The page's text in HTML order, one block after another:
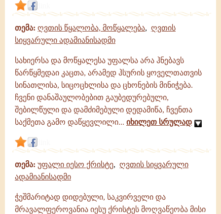
თემა: ღვთის წყალობა, მოწყალება, ღვთის
სიყვარული ადამიანისადმი
სახიერსა და მოწყალესა უფალსა არა ჰნებავს
წარწყმედაი კაცთა, არამედ ჰსურის ყოველთათვის
სინათლისა, სიცოცხლისა და ცხონების მინიჭება.
ჩვენი დანაშაულობებით გაუბედურებული,
შებილწული და დამძიმებული დედამიწა, ჩვენთა
საქმეთა გამო დაწყევლილი... იხილეთ სრულად
თემა: უფალი იესო ქრისტე, ღვთის სიყვარული
ადამიანისადმი
ჭეშმარიტად დიდებული, საკვირველი და
მრავალფეროვანია იესუ ქრისტეს მოღვაწეობა მისი